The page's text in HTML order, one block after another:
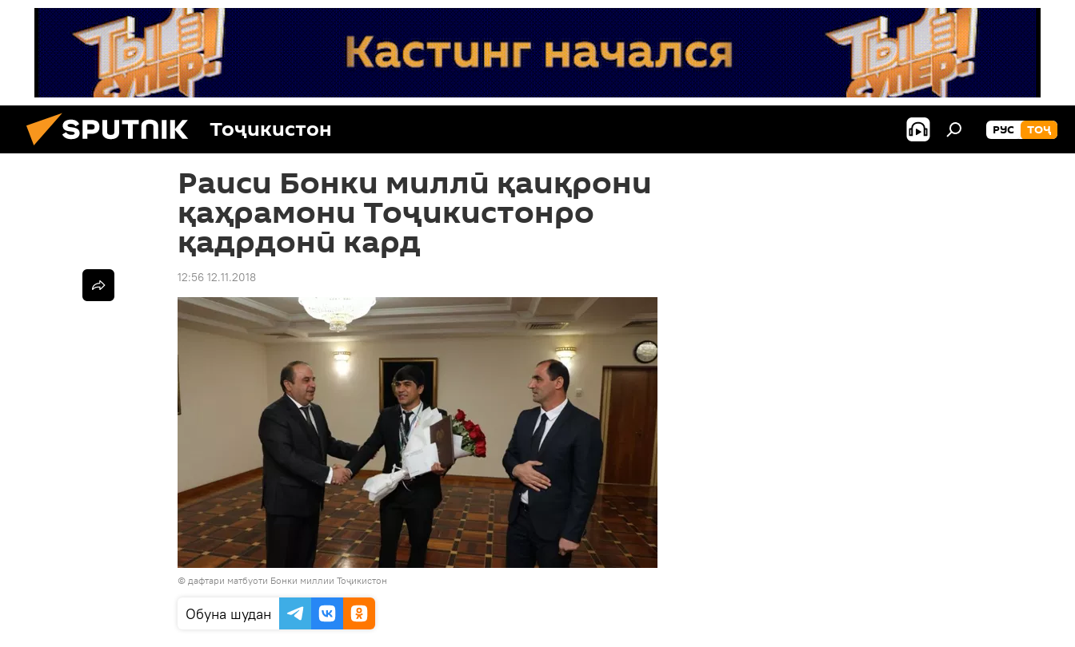
Тоҷикистон РУС ТОҶ
Раиси Бонки миллӣ қаиқрони
қаҳрамони Тоҷикистонро
қадрдонӣ кард
12:56 12.11.2018
© дафтари матбуоти Бонки миллии Тоҷикистон
Обуна шудан